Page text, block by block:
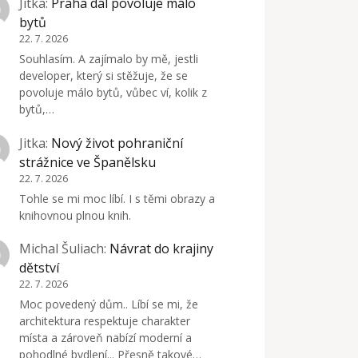
bytů
22. 7. 2026
Souhlasím. A zajímalo by mě, jestli
developer, který si stěžuje, že se
povoluje málo bytů, vůbec ví, kolik z
bytů,…
Jitka: Nový život pohraniční
strážnice ve Španělsku
22. 7. 2026
Tohle se mi moc líbí. I s těmi obrazy a
knihovnou plnou knih.
Michal Šuliach: Návrat do krajiny
dětství
22. 7. 2026
Moc povedený dům.. Líbí se mi, že
architektura respektuje charakter
místa a zároveň nabízí moderní a
pohodlné bydlení... Přesně takové…